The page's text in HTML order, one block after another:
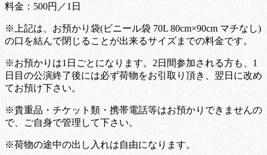
料金：500円／1日
※上記は、お預かり袋(ビニール袋 70L 80cm×90cm マチなし)
の口を結んで閉じることが出来るサイズまでの料金です。
※お預かりは1日ごとになります。2日間参加される方も、1
日目の公演終了後には必ず荷物をお引取り頂き、翌日に改め
てお預け下さい。
※貴重品・チケット類・携帯電話等はお預かりできませんの
で、ご自身で管理して下さい。
※荷物の途中の出し入れは自由になります。